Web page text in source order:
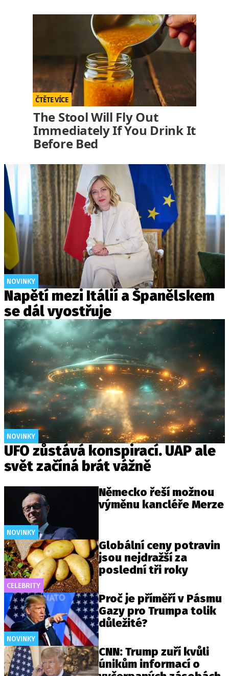
The Stool Will Fly Out
Immediately If You Drink It
Before Bed
NOVINKY
Napětí mezi Itálií a Španělskem
se dál vyostřuje
NOVINKY
UFO zůstává konspirací. UAP ale
svět začíná brát vážně
NOVINKY
Německo řeší možnou
výměnu kancléře Merze
CELEBRITY
Globální ceny potravin
jsou nejdražší za
poslední tři roky
NOVINKY
Proč je příměří v Pásmu
Gazy pro Trumpa tolik
důležité?
CNN: Trump zuří kvůli
únikům informací o